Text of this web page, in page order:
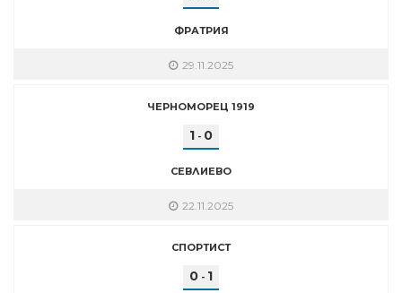
ФРАТРИЯ
29.11.2025
ЧЕРНОМОРЕЦ 1919
1 - 0
СЕВЛИЕВО
22.11.2025
СПОРТИСТ
0 - 1